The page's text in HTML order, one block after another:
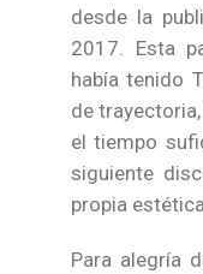
desde la
2017. Esta
había tenido
de
el tiempo
siguiente
propia
Para alegría